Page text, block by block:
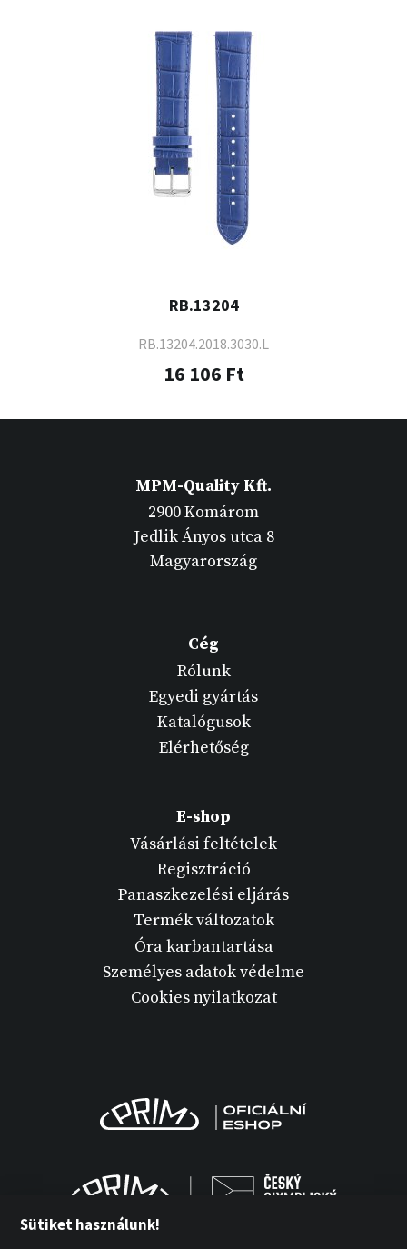
RB.13204
RB.13204.2018.3030.L
16 106 Ft
MPM-Quality Kft.
2900 Komárom
Jedlik Ányos utca 8
Magyarország
Cég
Rólunk
Egyedi gyártás
Katalógusok
Elérhetőség
E-shop
Vásárlási feltételek
Regisztráció
Panaszkezelési eljárás
Termék változatok
Óra karbantartása
Személyes adatok védelme
Cookies nyilatkozat
Sütiket használunk!